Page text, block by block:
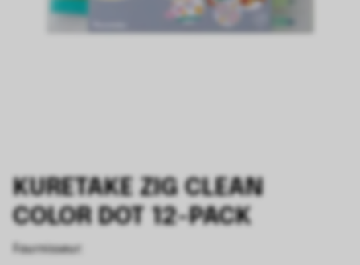
KURETAKE ZIG CLEAN
COLOR DOT 12-PACK
Fournisseur: